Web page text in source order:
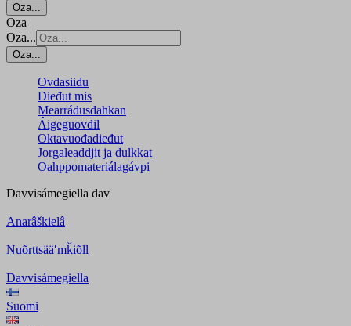
Oza...
Oza
Oza...
Oza...
Ovdasiidu
Dieđut mis
Mearrádusdahkan
Áigeguovdil
Oktavuođadieđut
Jorgaleaddjit ja dulkkat
Oahppomateriálagávpi
Davvisámegiella dav
Anarâškielâ
Nuõrttsääʹmǩiõll
Davvisámegiella
Suomi